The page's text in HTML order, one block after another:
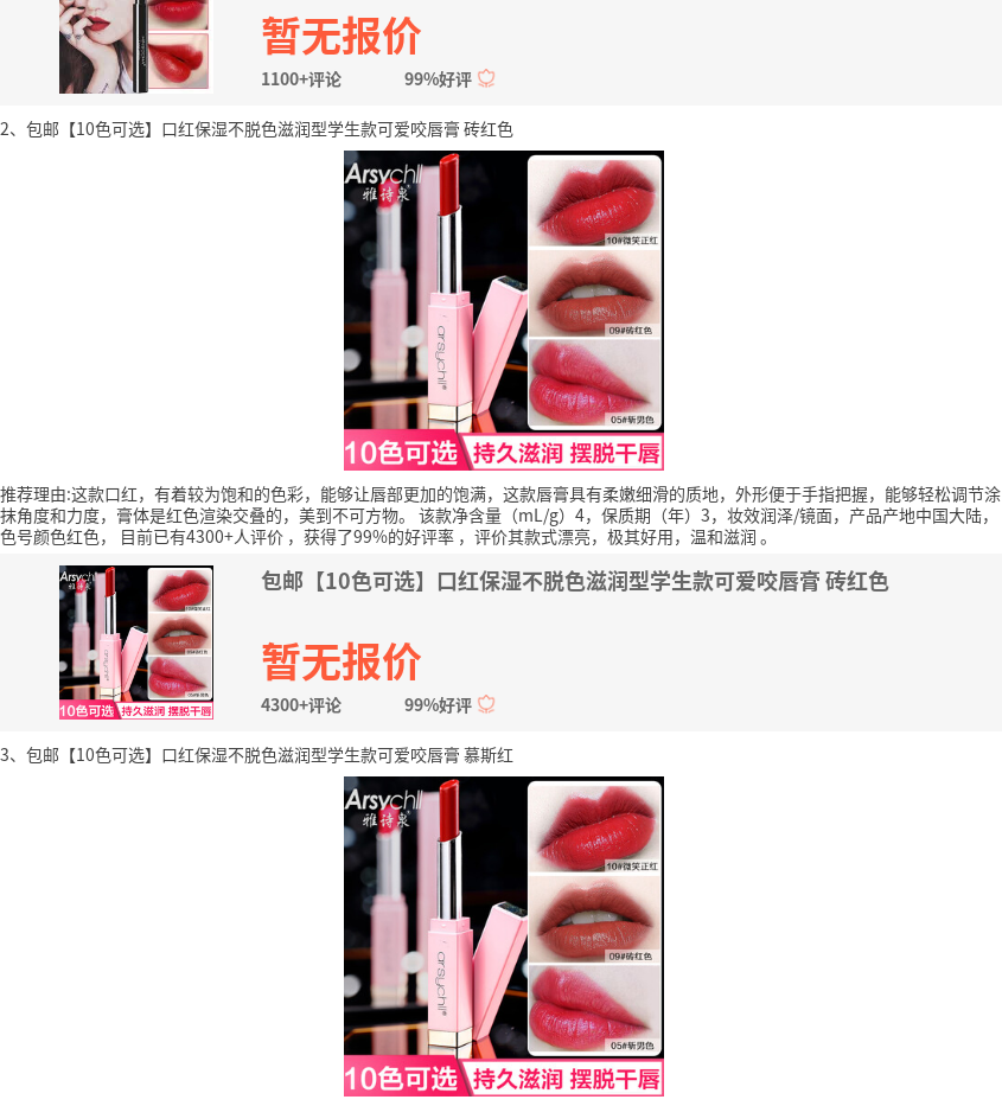
暂无报价
1100+评论 99%好评
2、包邮【10色可选】口红保湿不脱色滋润型学生款可爱咬唇膏 砖红色
推荐理由:这款口红，有着较为饱和的色彩，能够让唇部更加的饱满，这款唇膏具有柔嫩细滑的质地，外形便于手指把握，能够轻松调节涂
抹角度和力度，膏体是红色渲染交叠的，美到不可方物。 该款净含量（mL/g）4，保质期（年）3，妆效润泽/镜面，产品产地中国大陆，
色号颜色红色，
目前已有4300+人评价 ，获得了99%的好评率 ，评价其款式漂亮，极其好用，温和滋润 。
包邮【10色可选】口红保湿不脱色滋润型学生款可爱咬唇膏 砖红色
暂无报价
4300+评论 99%好评
3、包邮【10色可选】口红保湿不脱色滋润型学生款可爱咬唇膏 慕斯红